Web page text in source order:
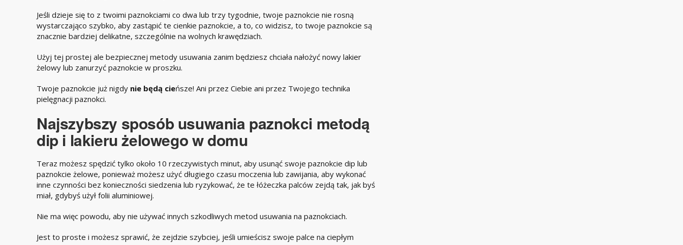
Jeśli dzieje się to z twoimi paznokciami co dwa lub trzy tygodnie, twoje paznokcie nie rosną
wystarczająco szybko, aby zastąpić te cienkie paznokcie, a to, co widzisz, to twoje paznokcie są
znacznie bardziej delikatne, szczególnie na wolnych krawędziach.
Użyj tej prostej ale bezpiecznej metody usuwania zanim będziesz chciała nałożyć nowy lakier
żelowy lub zanurzyć paznokcie w proszku.
Twoje paznokcie już nigdy nie będą cieńsze! Ani przez Ciebie ani przez Twojego technika
pielęgnacji paznokci.
Najszybszy sposób usuwania paznokci metodą
dip i lakieru żelowego w domu
Teraz możesz spędzić tylko około 10 rzeczywistych minut, aby usunąć swoje paznokcie dip lub
paznokcie żelowe, ponieważ możesz użyć długiego czasu moczenia lub zawijania, aby wykonać
inne czynności bez konieczności siedzenia lub ryzykować, że te łóżeczka palców zejdą tak, jak byś
miał, gdybyś użył folii aluminiowej.
Nie ma więc powodu, aby nie używać innych szkodliwych metod usuwania na paznokciach.
Jest to proste i możesz sprawić, że zejdzie szybciej, jeśli umieścisz swoje palce na ciepłym